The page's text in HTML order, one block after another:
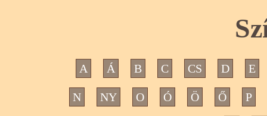
A Á B C CS D E
N NY O Ó Ö Ő P